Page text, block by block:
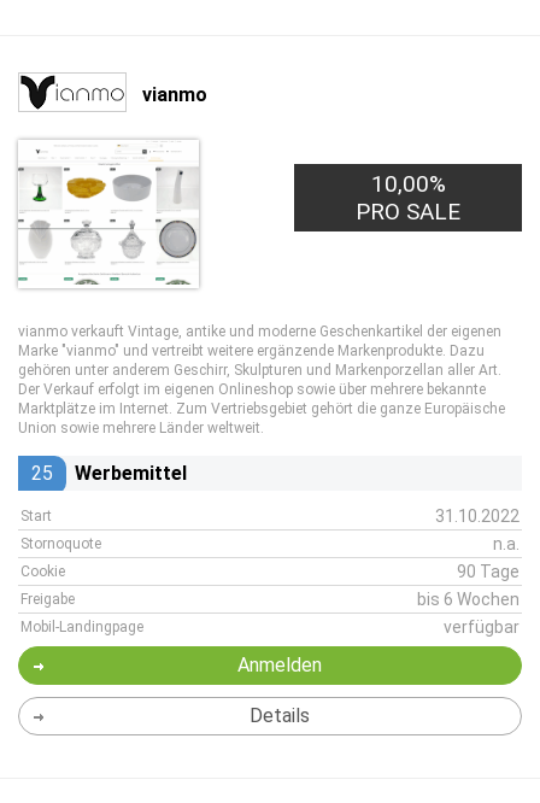
vianmo
10,00%
PRO SALE
vianmo verkauft Vintage, antike und moderne Geschenkartikel der eigenen
Marke "vianmo" und vertreibt weitere ergänzende Markenprodukte. Dazu
gehören unter anderem Geschirr, Skulpturen und Markenporzellan aller Art.
Der Verkauf erfolgt im eigenen Onlineshop sowie über mehrere bekannte
Marktplätze im Internet. Zum Vertriebsgebiet gehört die ganze Europäische
Union sowie mehrere Länder weltweit.
25 Werbemittel
Start 31.10.2022
Stornoquote n.a.
Cookie 90 Tage
Freigabe bis 6 Wochen
Mobil-Landingpage verfügbar
Anmelden
Details